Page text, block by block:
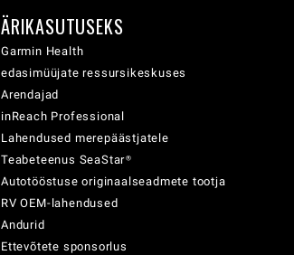
ÄRIKASUTUSEKS
Garmin Health
edasimüüjate ressursikeskuses
Arendajad
inReach Professional
Lahendused merepäästjatele
Teabeteenus SeaStar®
Autotööstuse originaalseadmete tootja
RV OEM-lahendused
Andurid
Ettevõtete sponsorlus